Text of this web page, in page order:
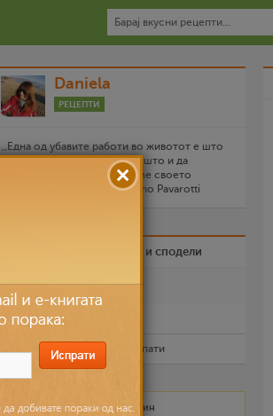
Daniela
РЕЦЕПТИ
,,Една од убавите работи во животот е што
имаме право да застаниме, што и да
работиме, и да го посветиме своето
внимание на храната,, Luciano Pavarotti
Биди вистински пријател и сподели
Омилен
Испечати го рецептот
Рецептот е прочитан пати
Лесно 30 мин – 60 мин